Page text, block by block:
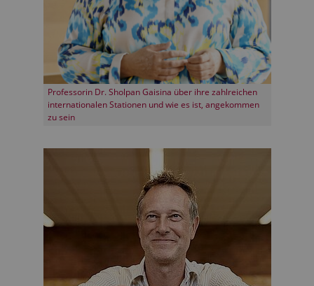
Professorin Dr. Sholpan Gaisina über ihre zahlreichen
internationalen Stationen und wie es ist, angekommen
zu sein